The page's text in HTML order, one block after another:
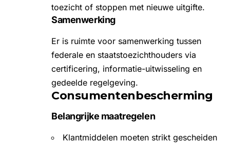
toezicht of stoppen met nieuwe uitgifte.
Samenwerking
Er is ruimte voor samenwerking tussen
federale en staatstoezichthouders via
certificering, informatie-uitwisseling en
gedeelde regelgeving.
Consumentenbescherming
Belangrijke maatregelen
Klantmiddelen moeten strikt gescheiden